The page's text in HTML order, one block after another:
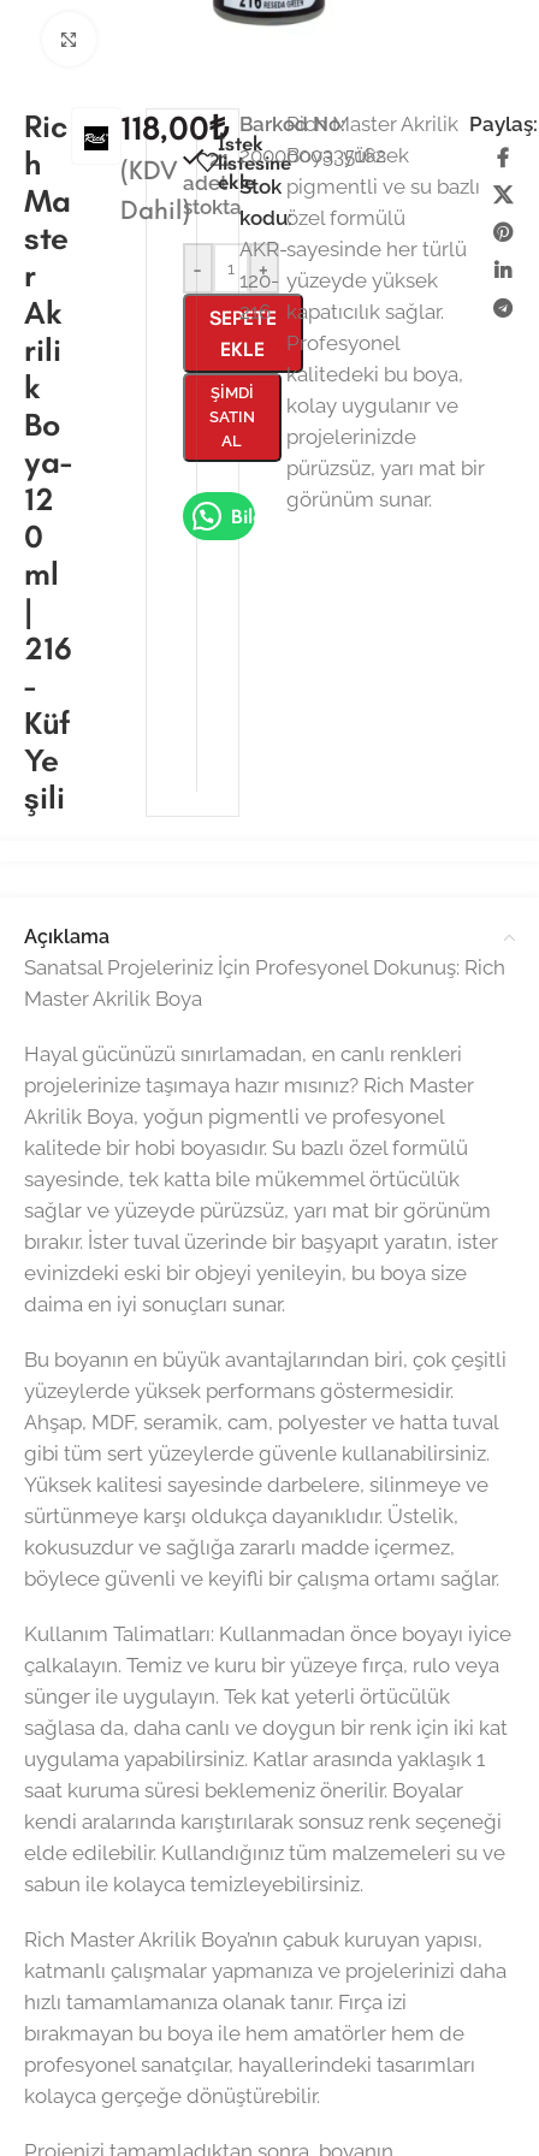
Ric
h
Ma
ste
r
Ak
rili
k
Bo
ya-
12
0
ml
|
216
-
Küf
Ye
şili
118,00₺
(KDV
Dahil)
21
adet
stokta
- +
SEPETE
EKLE
ŞIMDI
SATIN
AL
Bilgi Al
İstek
listesine
ekle
Barkod No:
2000000335162
Stok
kodu:
AKR-
120-
216
Rich Master Akrilik
Boya, yüksek
pigmentli ve su bazlı
özel formülü
sayesinde her türlü
yüzeyde yüksek
kapatıcılık sağlar.
Profesyonel
kalitedeki bu boya,
kolay uygulanır ve
projelerinizde
pürüzsüz, yarı mat bir
görünüm sunar.
Paylaş:
Açıklama
Sanatsal Projeleriniz İçin Profesyonel Dokunuş: Rich
Master Akrilik Boya
Hayal gücünüzü sınırlamadan, en canlı renkleri
projelerinize taşımaya hazır mısınız? Rich Master
Akrilik Boya, yoğun pigmentli ve profesyonel
kalitede bir hobi boyasıdır. Su bazlı özel formülü
sayesinde, tek katta bile mükemmel örtücülük
sağlar ve yüzeyde pürüzsüz, yarı mat bir görünüm
bırakır. İster tuval üzerinde bir başyapıt yaratın, ister
evinizdeki eski bir objeyi yenileyin, bu boya size
daima en iyi sonuçları sunar.
Bu boyanın en büyük avantajlarından biri, çok çeşitli
yüzeylerde yüksek performans göstermesidir.
Ahşap, MDF, seramik, cam, polyester ve hatta tuval
gibi tüm sert yüzeylerde güvenle kullanabilirsiniz.
Yüksek kalitesi sayesinde darbelere, silinmeye ve
sürtünmeye karşı oldukça dayanıklıdır. Üstelik,
kokusuzdur ve sağlığa zararlı madde içermez,
böylece güvenli ve keyifli bir çalışma ortamı sağlar.
Kullanım Talimatları: Kullanmadan önce boyayı iyice
çalkalayın. Temiz ve kuru bir yüzeye fırça, rulo veya
sünger ile uygulayın. Tek kat yeterli örtücülük
sağlasa da, daha canlı ve doygun bir renk için iki kat
uygulama yapabilirsiniz. Katlar arasında yaklaşık 1
saat kuruma süresi beklemeniz önerilir. Boyalar
kendi aralarında karıştırılarak sonsuz renk seçeneği
elde edilebilir. Kullandığınız tüm malzemeleri su ve
sabun ile kolayca temizleyebilirsiniz.
Rich Master Akrilik Boya’nın çabuk kuruyan yapısı,
katmanlı çalışmalar yapmanıza ve projelerinizi daha
hızlı tamamlamanıza olanak tanır. Fırça izi
bırakmayan bu boya ile hem amatörler hem de
profesyonel sanatçılar, hayallerindeki tasarımları
kolayca gerçeğe dönüştürebilir.